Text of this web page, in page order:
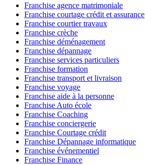
Franchise agence matrimoniale
Franchise courtage crédit et assurance
Franchise courtier travaux
Franchise crèche
Franchise déménagement
Franchise dépannage
Franchise services particuliers
Franchise formation
Franchise transport et livraison
Franchise voyage
Franchise aide à la personne
Franchise Auto école
Franchise Coaching
Franchise conciergerie
Franchise Courtage crédit
Franchise Dépannage informatique
Franchise événementiel
Franchise Finance